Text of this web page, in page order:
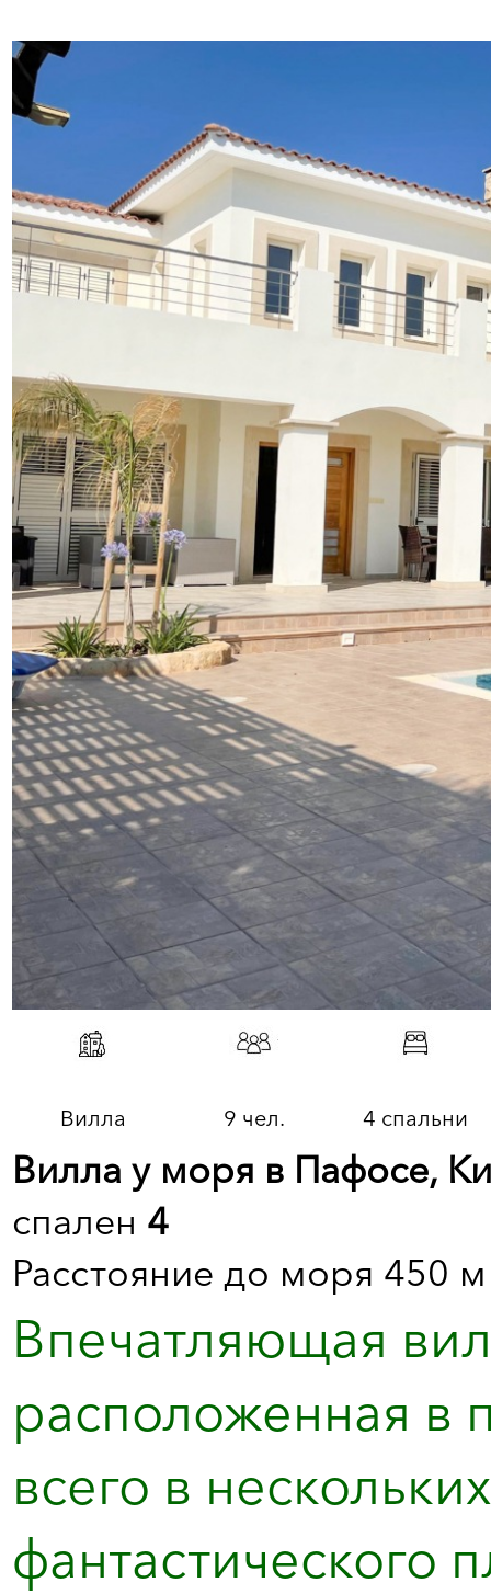
Вилла 9 чел. 4 спальни
Вилла у моря в Пафосе,
спален 4
Расстояние до моря 450 м
Впечатляющая
расположенная в
всего в
фантастического